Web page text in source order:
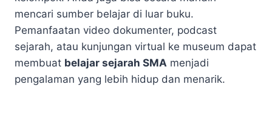
mencari sumber belajar di luar buku.
Pemanfaatan video dokumenter, podcast
sejarah, atau kunjungan virtual ke museum dapat
membuat belajar sejarah SMA menjadi
pengalaman yang lebih hidup dan menarik.